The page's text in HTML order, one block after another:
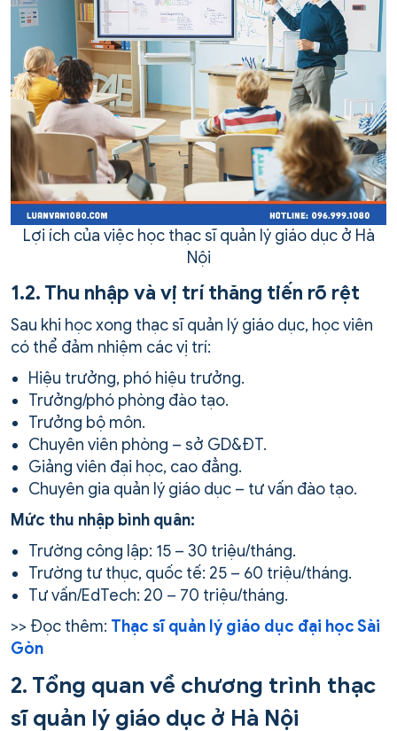
Lợi ích của việc học thạc sĩ quản lý giáo dục ở Hà
Nội
1.2. Thu nhập và vị trí thăng tiến rõ rệt
Sau khi học xong thạc sĩ quản lý giáo dục, học viên
có thể đảm nhiệm các vị trí:
Hiệu trưởng, phó hiệu trưởng.
Trưởng/phó phòng đào tạo.
Trưởng bộ môn.
Chuyên viên phòng – sở GD&ĐT.
Giảng viên đại học, cao đẳng.
Chuyên gia quản lý giáo dục – tư vấn đào tạo.
Mức thu nhập bình quân:
Trường công lập: 15 – 30 triệu/tháng.
Trường tư thục, quốc tế: 25 – 60 triệu/tháng.
Tư vấn/EdTech: 20 – 70 triệu/tháng.
>> Đọc thêm: Thạc sĩ quản lý giáo dục đại học Sài
Gòn
2. Tổng quan về chương trình thạc
sĩ quản lý giáo dục ở Hà Nội